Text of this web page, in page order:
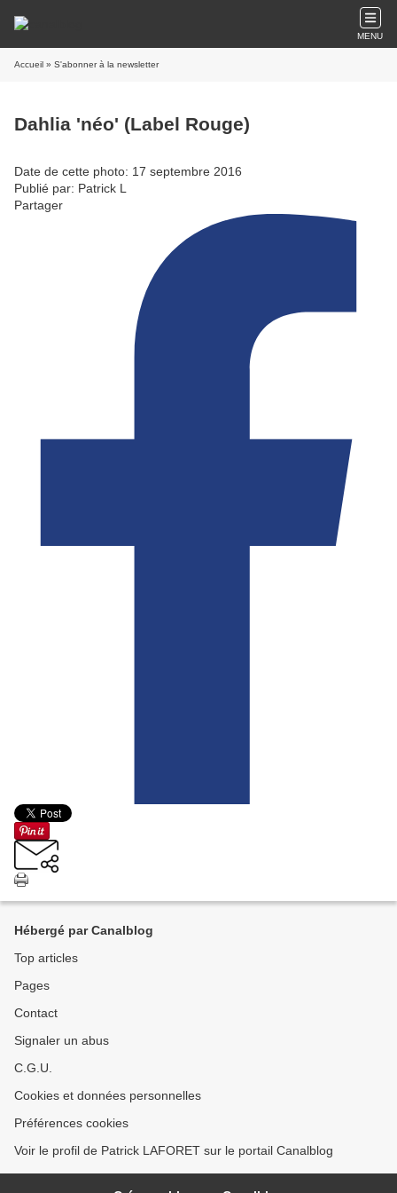
MENU
Accueil » S'abonner à la newsletter
Dahlia 'néo' (Label Rouge)
Date de cette photo: 17 septembre 2016
Publié par: Patrick L
Partager
Hébergé par Canalblog
Top articles
Pages
Contact
Signaler un abus
C.G.U.
Cookies et données personnelles
Préférences cookies
Voir le profil de Patrick LAFORET sur le portail Canalblog